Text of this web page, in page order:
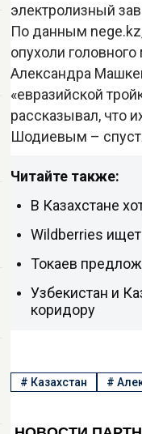
электролизный
По данным
опухоли головного
Александра
«евразийской
рассказывал, что
Шодиевым –
Читайте также:
В Казахстане
Wildberries ищет
Токаев
Узбекистан и
коридору
# Казахстан #